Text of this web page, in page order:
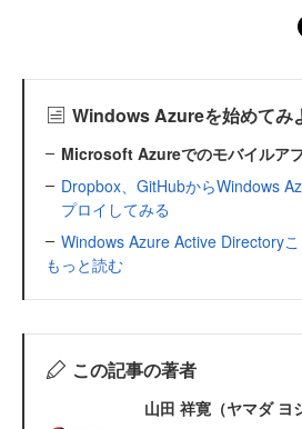
Windows Azureを始めてみ
Microsoft Azureでのモバイルア
Dropbox、GitHubからWindows
プロイしてみる
Windows Azure Active Directory
もっと読む
この記事の著者
山田 祥寛（ヤマダ ヨ